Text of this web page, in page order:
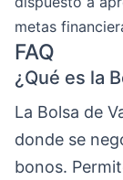
metas
FAQ
¿Qué es la
La Bolsa de
donde se
bonos.